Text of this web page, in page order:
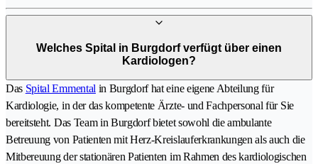
Welches Spital in Burgdorf verfügt über einen
Kardiologen?
Das Spital Emmental in Burgdorf hat eine eigene Abteilung für
Kardiologie, in der das kompetente Ärzte- und Fachpersonal für Sie
bereitsteht. Das Team in Burgdorf bietet sowohl die ambulante
Betreuung von Patienten mit Herz-Kreislauferkrankungen als auch die
Mitbereuung der stationären Patienten im Rahmen des kardiologischen